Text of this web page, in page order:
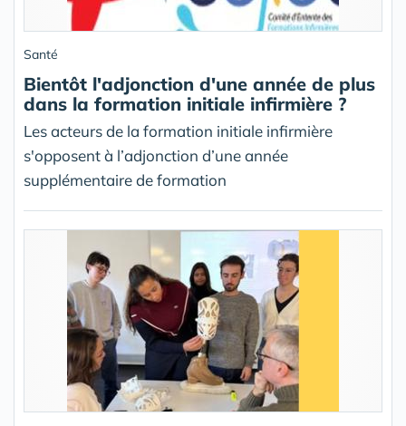
Santé
Bientôt l'adjonction d'une année de plus
dans la formation initiale infirmière ?
Les acteurs de la formation initiale infirmière
s'opposent à l’adjonction d’une année
supplémentaire de formation